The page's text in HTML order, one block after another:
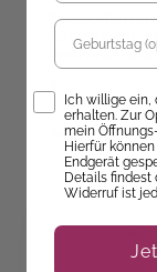
Puzzle-Rätsel-
verwunschene
24 Puzzles mit
insgesamt 960
versandbereit
34,99 €
Geburtstag
Opt-InIch willige
erhalten. Zur
mein
Hierfür
Endgerät
Details
Widerruf ist